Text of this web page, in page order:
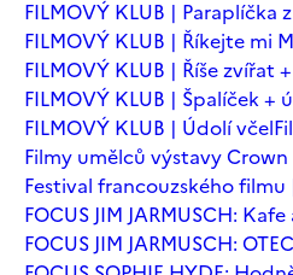
FILMOVÝ KLUB | Paraplíčka
FILMOVÝ KLUB | Říkejte mi
FILMOVÝ KLUB | Říše zvířat
FILMOVÝ KLUB | Špalíček +
FILMOVÝ KLUB | Údolí včel
Filmy umělců výstavy
Festival francouzského filmu
FOCUS JIM JARMUSCH:
FOCUS JIM JARMUSCH: